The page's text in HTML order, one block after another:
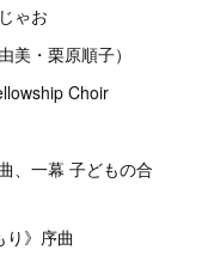
ゃお
・栗原順子）
Choir
、一幕 子どもの合
》序曲